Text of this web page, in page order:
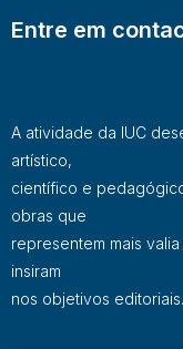
Entre em
A atividade da IUC
artístico,
científico e
obras que
representem mais
insiram
nos objetivos editoriais.